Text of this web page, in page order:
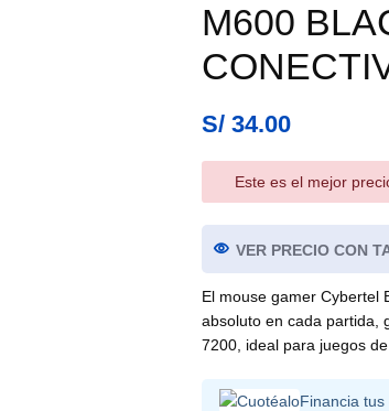
M600
S/34.00
Este es el mejor
VER PRECIO CON
El mouse gamer Cybertel
absoluto en cada partida,
7200, ideal para juegos
Financia tus